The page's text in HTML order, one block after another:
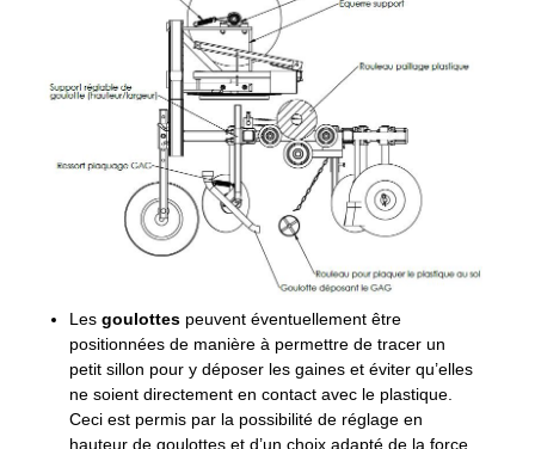
Lesgoulottes peuvent éventuellement être
positionnées de manière à permettre de tracer un
petit sillon pour y déposer les gaines et éviter qu’elles
ne soient directement en contact avec le plastique.
Ceci est permis par la possibilité de réglage en
hauteur de goulottes et d’un choix adapté de la force